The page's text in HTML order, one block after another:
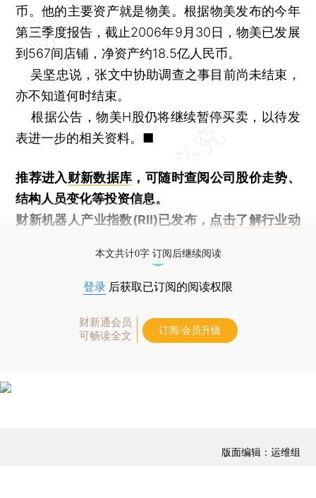
币。他的主要资产就是物美。根据物美发布的今年
第三季度报告，截止2006年9月30日，物美已发展
到567间店铺，净资产约18.5亿人民币。
吴坚忠说，张文中协助调查之事目前尚未结束，
亦不知道何时结束。
根据公告，物美H股仍将继续暂停买卖，以待发
表进一步的相关资料。■
推荐进入财新数据库 ，可随时查阅公司股价走势、
结构人员变化等投资信息。
财新机器人产业指数(RII)已发布， 点击了解行业动
本文共计0字 订阅后继续阅读
登录 后获取已订阅的阅读权限
财新通会员
可畅读全文
订阅/会员升级
版面编辑：运维组